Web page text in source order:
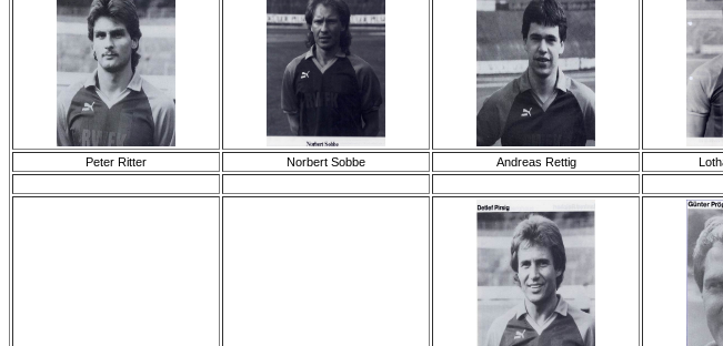
Peter Ritter Norbert Sobbe Andreas Rettig